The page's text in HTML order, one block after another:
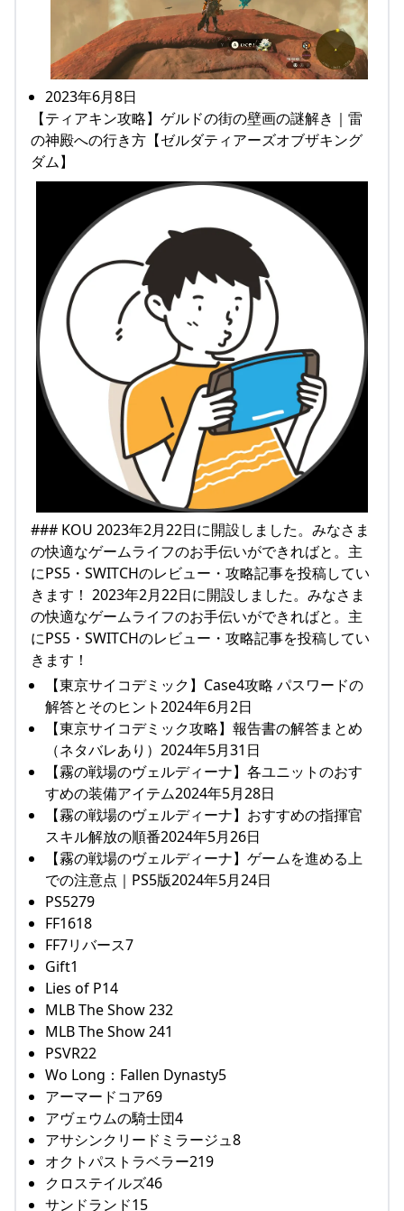
2023年6月8日
【ティアキン攻略】ゲルドの街の壁画の謎解き｜雷
の神殿への行き方【ゼルダティアーズオブザキング
ダム】
### KOU 2023年2月22日に開設しました。みなさま
の快適なゲームライフのお手伝いができればと。主
にPS5・SWITCHのレビュー・攻略記事を投稿してい
きます！ 2023年2月22日に開設しました。みなさま
の快適なゲームライフのお手伝いができればと。主
にPS5・SWITCHのレビュー・攻略記事を投稿してい
きます！
【東京サイコデミック】Case4攻略 パスワードの
解答とそのヒント2024年6月2日
【東京サイコデミック攻略】報告書の解答まとめ
（ネタバレあり）2024年5月31日
【霧の戦場のヴェルディーナ】各ユニットのおす
すめの装備アイテム2024年5月28日
【霧の戦場のヴェルディーナ】おすすめの指揮官
スキル解放の順番2024年5月26日
【霧の戦場のヴェルディーナ】ゲームを進める上
での注意点｜PS5版2024年5月24日
PS5279
FF1618
FF7リバース7
Gift1
Lies of P14
MLB The Show 232
MLB The Show 241
PSVR22
Wo Long：Fallen Dynasty5
アーマードコア69
アヴェウムの騎士団4
アサシンクリードミラージュ8
オクトパストラベラー219
クロステイルズ46
サンドランド15